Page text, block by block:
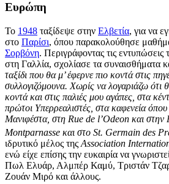
Ευρώπη
Το 1948 ταξίδεψε στην Ελβετία, για να
στο Παρίσι, όπου παρακολούθησε
Σορβόνη. Περιγράφοντας τις
στη Γαλλία, σχολίασε τα συναισθήματα
ταξίδι που θα μ’ έφερνε πιο κοντά στις
συλλογιζόμουνα. Χωρίς να λογαριάζω ότι
κοντά και στις παλιές μου αγάπες, στα
πρώτοι Υπερρεαλιστές, στα καφενεία όπου
Μανιφέστα, στη Rue de l’Odeon και
Montparnasse και στο St. Germain des
ιδρυτικό μέλος της Association
ενώ είχε επίσης την ευκαιρία να
Πωλ Ελυάρ, Αλμπέρ Καμύ, Τριστάν
Ζουάν Μιρό και άλλους.